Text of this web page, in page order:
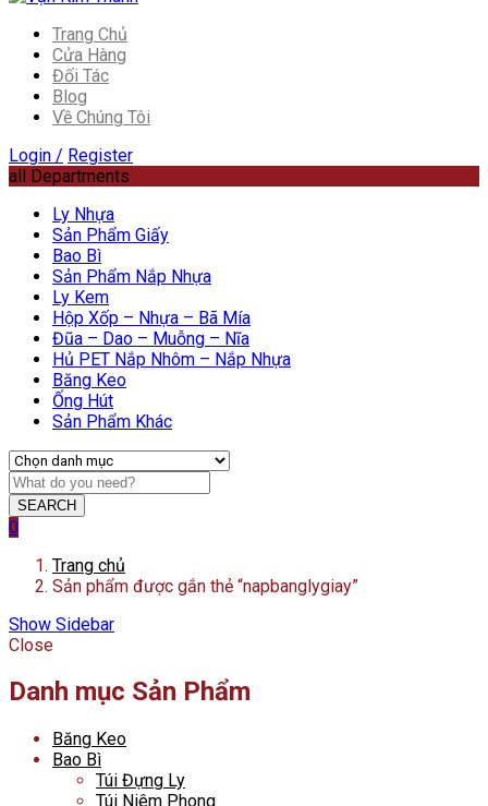
Trang Chủ
Cửa Hàng
Đối Tác
Blog
Về Chúng Tôi
Login / Register
all Departments
Ly Nhựa
Sản Phẩm Giấy
Bao Bì
Sản Phẩm Nắp Nhựa
Ly Kem
Hộp Xốp – Nhựa – Bã Mía
Đũa – Dao – Muỗng – Nĩa
Hủ PET Nắp Nhôm – Nắp Nhựa
Băng Keo
Ống Hút
Sản Phẩm Khác
SEARCH
0
Trang chủ
Sản phẩm được gắn thẻ “napbanglygiay”
Show Sidebar
Close
Danh mục Sản Phẩm
Băng Keo
Bao Bì
Túi Đựng Ly
Túi Niêm Phong